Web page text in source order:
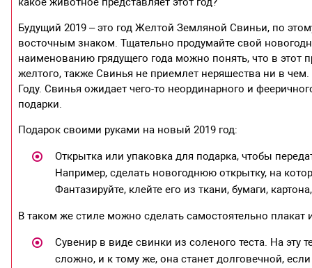
Будущий 2019 – это год Желтой Земляной Свиньи, по
восточным знаком. Тщательно продумайте свой
наименованию грядущего года можно понять, что в этот
желтого, также Свинья не приемлет неряшества ни в
Году. Свинья ожидает чего-то неординарного и
подарки.
Подарок своими руками на новый 2019 год:
Открытка или упаковка для подарка, чтобы
Например, сделать новогоднюю открытку, на
Фантазируйте, клейте его из ткани, бумаги,
В таком же стиле можно сделать самостоятельно плакат
Сувенир в виде свинки из соленого теста. На эту
сложно, и к тому же, она станет долговечной,